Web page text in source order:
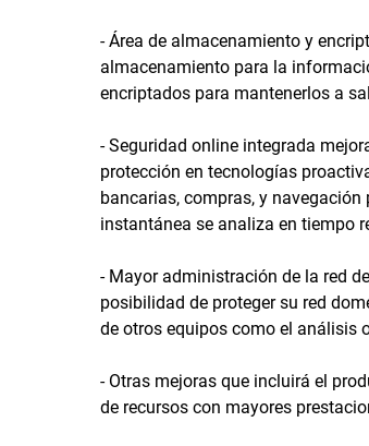
- Área de almacenamiento y
almacenamiento para la
encriptados para mantenerlos a
- Seguridad online integrada
protección en tecnologías
bancarias, compras, y navegación
instantánea se analiza en tiempo
- Mayor administración de la red
posibilidad de proteger su red
de otros equipos como el análisis
- Otras mejoras que incluirá el
de recursos con mayores